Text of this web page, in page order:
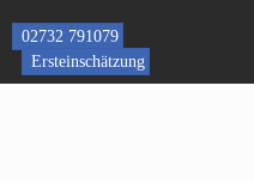
content
02732 791079
Ersteinschätzung